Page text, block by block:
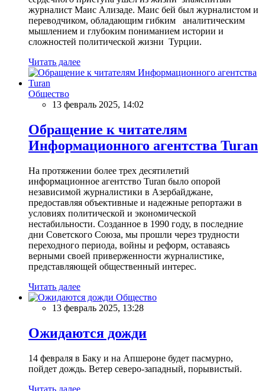
журналист Маис Ализаде. Маис бей был журналистом и
переводчиком, обладающим гибким аналитическим
мышлением и глубоким пониманием истории и
сложностей политической жизни Турции.
Читать далее
Общество
13 февраль 2025, 14:02
Обращение к читателям
Информационного агентства Turan
На протяжении более трех десятилетий
информационное агентство Turan было опорой
независимой журналистики в Азербайджане,
предоставляя объективные и надежные репортажи в
условиях политической и экономической
нестабильности. Созданное в 1990 году, в последние
дни Советского Союза, мы прошли через трудности
переходного периода, войны и реформ, оставаясь
верными своей приверженности журналистике,
представляющей общественный интерес.
Читать далее
Общество
13 февраль 2025, 13:28
Ожидаются дожди
14 февраля в Баку и на Апшероне будет пасмурно,
пойдет дождь. Ветер северо-западный, порывистый.
Читать далее